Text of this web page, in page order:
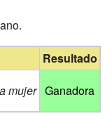
Resultado
mujer Ganadora